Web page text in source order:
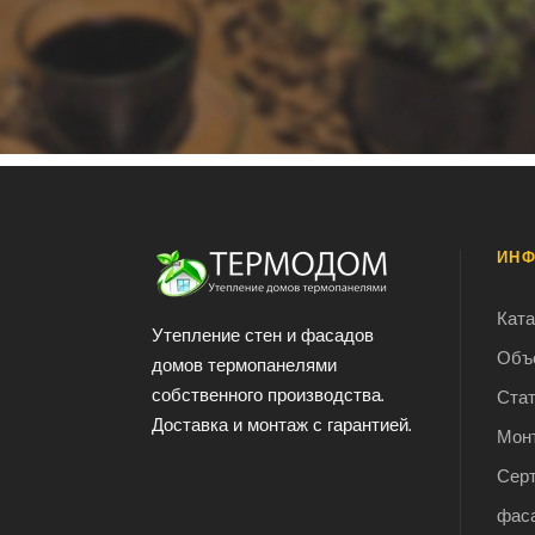
Утепление стен и фасадов
домов термопанелями
собственного производства.
Доставка и монтаж с гарантией.